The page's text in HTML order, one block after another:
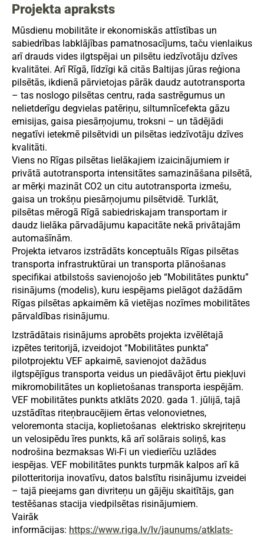
Projekta apraksts
Mūsdienu mobilitāte ir ekonomiskās attīstības un
sabiedrības labklājības pamatnosacījums, taču vienlaikus
arī drauds vides ilgtspējai un pilsētu iedzīvotāju dzīves
kvalitātei. Arī Rīgā, līdzīgi kā citās Baltijas jūras reģiona
pilsētās, ikdienā pārvietojas pārāk daudz autotransporta
– tas noslogo pilsētas centru, rada sastrēgumus un
nelietderīgu degvielas patēriņu, siltumnīcefekta gāzu
emisijas, gaisa piesārņojumu, troksni – un tādējādi
negatīvi ietekmē pilsētvidi un pilsētas iedzīvotāju dzīves
kvalitāti.
Viens no Rīgas pilsētas lielākajiem izaicinājumiem ir
privātā autotransporta intensitātes samazināšana pilsētā,
ar mērķi mazināt CO2 un citu autotransporta izmešu,
gaisa un trokšņu piesārņojumu pilsētvidē. Turklāt,
pilsētas mērogā Rīgā sabiedriskajam transportam ir
daudz lielāka pārvadājumu kapacitāte nekā privātajām
automašīnām.
Projekta ietvaros izstrādāts konceptuāls Rīgas pilsētas
transporta infrastruktūrai un transporta plānošanas
specifikai atbilstošs savienojošo jeb “Mobilitātes punktu”
risinājums (modelis), kuru iespējams pielāgot dažādām
Rīgas pilsētas apkaimēm kā vietējas nozīmes mobilitātes
pārvaldības risinājumu.
Izstrādātais risinājums aprobēts projekta izvēlētajā
izpētes teritorijā, izveidojot “Mobilitātes punkta”
pilotprojektu VEF apkaimē, savienojot dažādus
ilgtspējīgus transporta veidus un piedāvājot ērtu piekļuvi
mikromobilitātes un koplietošanas transporta iespējām.
VEF mobilitātes punkts atklāts 2020. gada 1. jūlijā, tajā
uzstādītas riteņbraucējiem ērtas velonovietnes,
veloremonta stacija, koplietošanas elektrisko skrejriteņu
un velosipēdu īres punkts, kā arī solārais soliņš, kas
nodrošina bezmaksas Wi-Fi un viedierīču uzlādes
iespējas. VEF mobilitātes punkts turpmāk kalpos arī kā
pilotteritorija inovatīvu, datos balstītu risinājumu izveidei
– tajā pieejams gan divriteņu un gājēju skaitītājs, gan
testēšanas stacija viedpilsētas risinājumiem.
Vairāk
informācijas: https://www.riga.lv/lv/jaunums/atklats-